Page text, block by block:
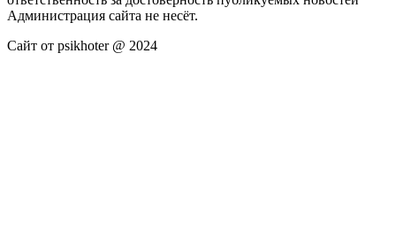
Администрация сайта не несёт.
Сайт от psikhoter @ 2024